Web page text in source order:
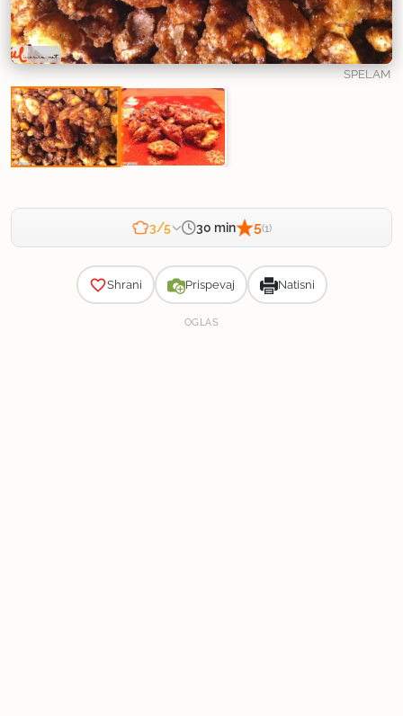
SPELAM
3/5 30 min 5(1)
Shrani Prispevaj Natisni
OGLAS